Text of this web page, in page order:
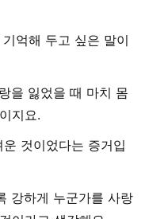
억해 두고 싶은 말이
을 잃었을 때 마치 몸
지요.
것이었다는 증거입
강하게 누군가를 사랑